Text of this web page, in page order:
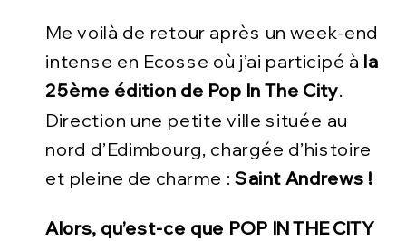
Me voilà de retour après un week-end
intense en Ecosse où j’ai participé à la
25ème édition de Pop In The City.
Direction une petite ville située au
nord d’Edimbourg, chargée d’histoire
et pleine de charme :Saint Andrews !
Alors, qu’est-ce que POP IN THE CITY